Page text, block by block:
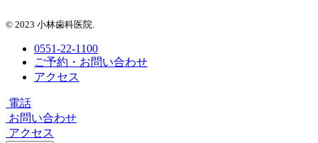
© 2023 小林歯科医院.
0551-22-1100
ご予約・お問い合わせ
アクセス
電話
お問い合わせ
アクセス